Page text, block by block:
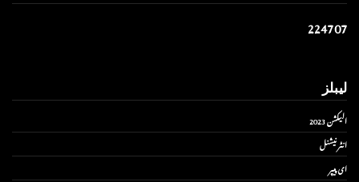
224707
لیبلز
الیکشن 2023
انٹر نیشنل
ای پیپر